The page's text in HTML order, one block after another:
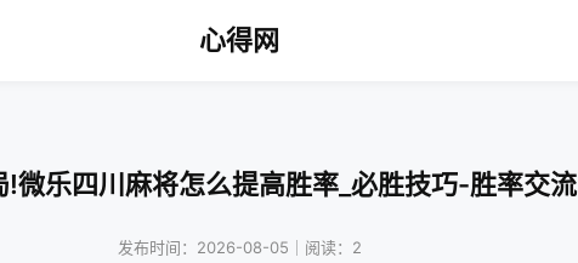
心得网
!微乐四川麻将怎么提高胜率_必胜技巧-胜率交流
发布时间：2026-08-05｜阅读：2